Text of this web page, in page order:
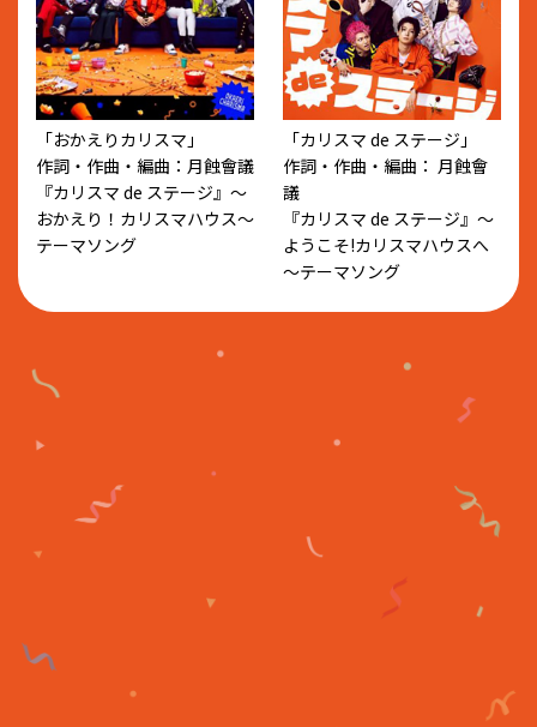
「おかえりカリスマ」
作詞・作曲・編曲：月蝕會議
『カリスマ de ステージ』～
おかえり！カリスマハウス～
テーマソング
「カリスマ de ステージ」
作詞・作曲・編曲： 月蝕會
議
『カリスマ de ステージ』～
ようこそ!カリスマハウスへ
～テーマソング